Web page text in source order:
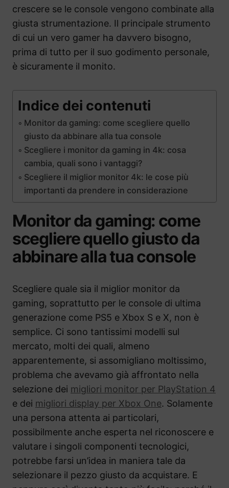
crescere se le console vengono combinate alla
giusta strumentazione. Il principale strumento
di cui un vero gamer ha davvero bisogno,
prima di tutto per il suo godimento personale,
è sicuramente il monito.
Indice dei contenuti
Monitor da gaming: come scegliere quello
giusto da abbinare alla tua console
Scegliere i monitor da gaming in 4k: cosa
cambia, quali sono i vantaggi?
Scegliere il miglior monitor 4k: le cose più
importanti da prendere in considerazione
Monitor da gaming: come
scegliere quello giusto da
abbinare alla tua console
Scegliere quale sia il miglior monitor da
gaming, soprattutto per le console di ultima
generazione come PS5 e Xbox S e X, non è
semplice. Ci sono tantissimi modelli sul
mercato, molti dei quali, almeno
apparentemente, si assomigliano moltissimo,
problema che avevamo già affrontato nella
selezione dei migliori monitor per PlayStation 4
e dei migliori display per Xbox One. Solamente
una persona attenta ai particolari,
possibilmente anche esperta nel riconoscere e
valutare i singoli componenti tecnologici,
potrebbe farsi un’idea in maniera tale da
selezionare il pezzo giusto da acquistare. E